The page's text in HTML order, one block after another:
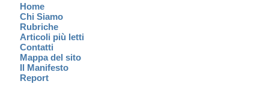
Home
Chi Siamo
Rubriche
Articoli più letti
Contatti
Mappa del sito
Il Manifesto
Report